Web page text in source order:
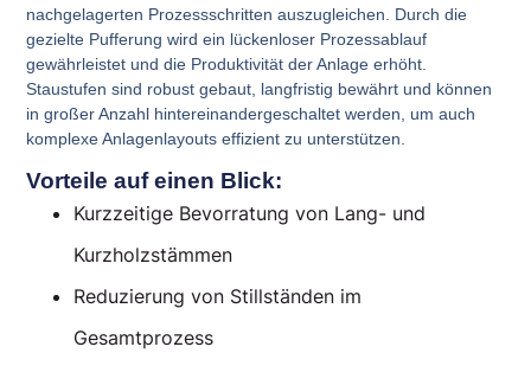
nachgelagerten Prozessschritten auszugleichen. Durch die
gezielte Pufferung wird ein lückenloser Prozessablauf
gewährleistet und die Produktivität der Anlage erhöht
Staustufen sind robust gebaut, langfristig bewährt und können
ingroßer Anzahl hintereinandergeschaltet werden, um auch
komplexe Anlagenlayouts effizient zu unterstützen.
Vorteile auf einen Blick:
Kurzzeitige Bevorratung von Lang- und
Kurzholzstämmen
Reduzierung von Stillständen im
Gesamtprozess